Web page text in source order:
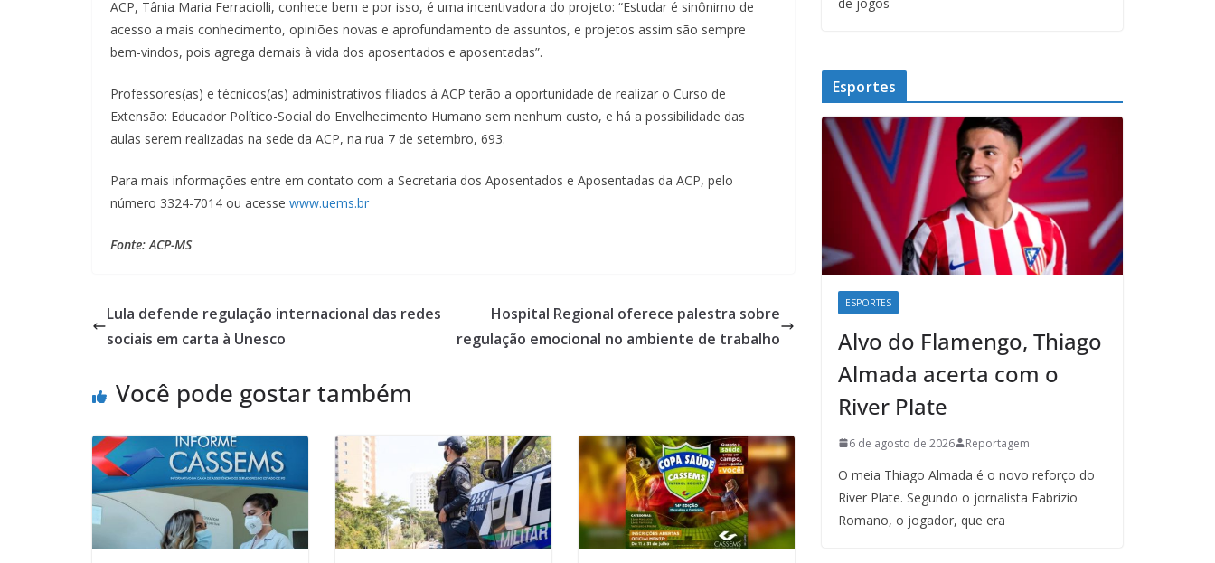
ACP, Tânia Maria Ferraciolli, conhece bem e por isso, é uma incentivadora do projeto: “Estudar é sinônimo de
acesso a mais conhecimento, opiniões novas e aprofundamento de assuntos, e projetos assim são sempre
bem-vindos, pois agrega demais à vida dos aposentados e aposentadas”.
Professores(as) e técnicos(as) administrativos filiados à ACP terão a oportunidade de realizar o Curso de
Extensão: Educador Político-Social do Envelhecimento Humano sem nenhum custo, e há a possibilidade das
aulas serem realizadas na sede da ACP, na rua 7 de setembro, 693.
Para mais informações entre em contato com a Secretaria dos Aposentados e Aposentadas da ACP, pelo
número 3324-7014 ou acesse www.uems.br
Fonte: ACP-MS
Lula defende regulação internacional das redes
sociais em carta à Unesco
Hospital Regional oferece palestra sobre
regulação emocional no ambiente de trabalho
Você pode gostar também
Esportes
ESPORTES
Alvo do Flamengo, Thiago
Almada acerta com o
River Plate
6 de agosto de 2026 Reportagem
O meia Thiago Almada é o novo reforço do
River Plate. Segundo o jornalista Fabrizio
Romano, o jogador, que era